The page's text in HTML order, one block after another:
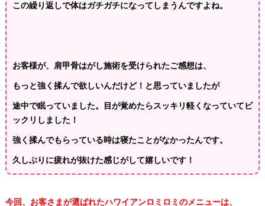
この繰り返しで体はガチガチになってしまうんですよね。
お客様が、肩甲骨はがし施術を受けられたご感想は、
もっと強く揉んで欲しいんだけど！と思っていましたが
途中で眠っていました。目が覚めたらスッキリ軽くなっていてビ
ックリしました！
強く揉んでもらっている時は寝たことがなかったんです。
久しぶりに疲れが抜けた感じがして嬉しいです！
今回、お客さまが選ばれたハワイアンロミロミのメニューは、